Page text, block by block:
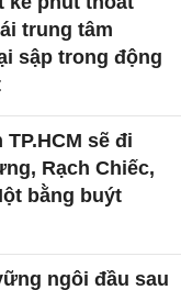
trung tâm
sập trong động
sẽ đi
Rạch Chiếc,
bằng buýt
ngôi đầu sau